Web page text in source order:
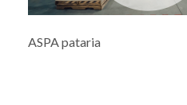
ASPA pataria